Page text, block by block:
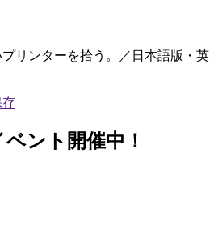
リンターを拾う。／日本語版・英
ント開催中！